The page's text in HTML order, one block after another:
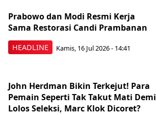
HEADLINE
Prabowo dan Modi Resmi Kerja
Sama Restorasi Candi Prambanan
Kamis, 16 Jul 2026 - 14:41
John Herdman Bikin Terkejut! Para
Pemain Seperti Tak Takut Mati Demi
Lolos Seleksi, Marc Klok Dicoret?